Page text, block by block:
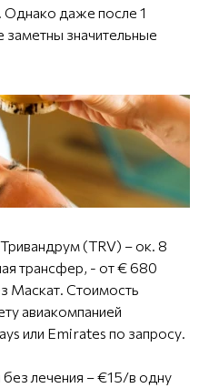
даже после 1
заметны значительные
(TRV) – ок. 8
трансфер, - от € 680
Маскат. Стоимость
авиакомпанией
или Emirates по запросу.
лечения – €15/в одну